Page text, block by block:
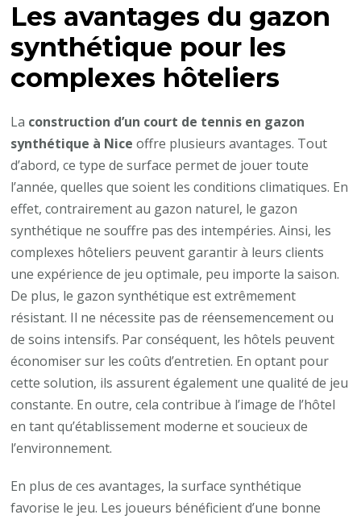
recommandée
pour
les
complexes
?
Les avantages du gazon
synthétique pour les
complexes hôteliers
La construction d’un court de tennis en gazon
synthétique à Nice offre plusieurs avantages. Tout
d’abord, ce type de surface permet de jouer toute
l’année, quelles que soient les conditions climatiques. En
effet, contrairement au gazon naturel, le gazon
synthétique ne souffre pas des intempéries. Ainsi, les
complexes hôteliers peuvent garantir à leurs clients
une expérience de jeu optimale, peu importe la saison.
De plus, le gazon synthétique est extrêmement
résistant. Il ne nécessite pas de réensemencement ou
de soins intensifs. Par conséquent, les hôtels peuvent
économiser sur les coûts d’entretien. En optant pour
cette solution, ils assurent également une qualité de jeu
constante. En outre, cela contribue à l’image de l’hôtel
en tant qu’établissement moderne et soucieux de
l’environnement.
En plus de ces avantages, la surface synthétique
favorise le jeu. Les joueurs bénéficient d’une bonne